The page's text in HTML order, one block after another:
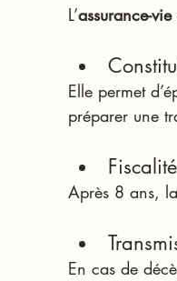
L’assurance-vie
Elle permet
préparer une
Après 8 ans,
En cas de